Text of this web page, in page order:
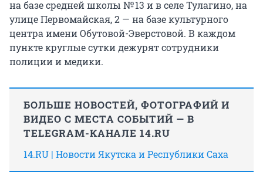
на базе средней школы № 13 и в селе Тулагино, на
улице Первомайская, 2 — на базе культурного
центра имени Обутовой-Эверстовой. В каждом
пункте круглые сутки дежурят сотрудники
полиции и медики.
БОЛЬШЕ НОВОСТЕЙ, ФОТОГРАФИЙ И
ВИДЕО С МЕСТА СОБЫТИЙ — В
TELEGRAM-КАНАЛЕ 14.RU
14.RU | Новости Якутска и Республики Саха